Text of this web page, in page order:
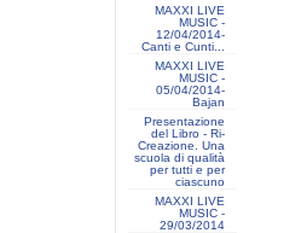
MAXXI LIVE
MUSIC -
12/04/2014-
Canti e Cunti...
MAXXI LIVE
MUSIC -
05/04/2014-
Bajan
Presentazione
del Libro - Ri-
Creazione. Una
scuola di qualità
per tutti e per
ciascuno
MAXXI LIVE
MUSIC -
29/03/2014